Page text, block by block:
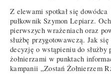
Z elewami spotkał się
pułkownik Szymon Lepiarz.
pierwszych wrażeniach oraz
służbę przygotowawczą. Jak
decyzję o wstąpieniu do służby
żołnierzami w punktach
kampanii „Zostań Żołnierzem